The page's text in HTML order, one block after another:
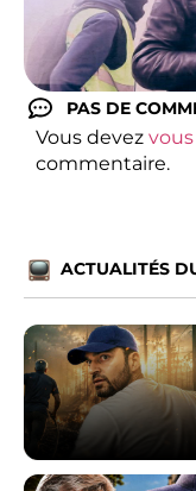
PAS DE
Vous devez
commentaire.
ACTUALITÉS